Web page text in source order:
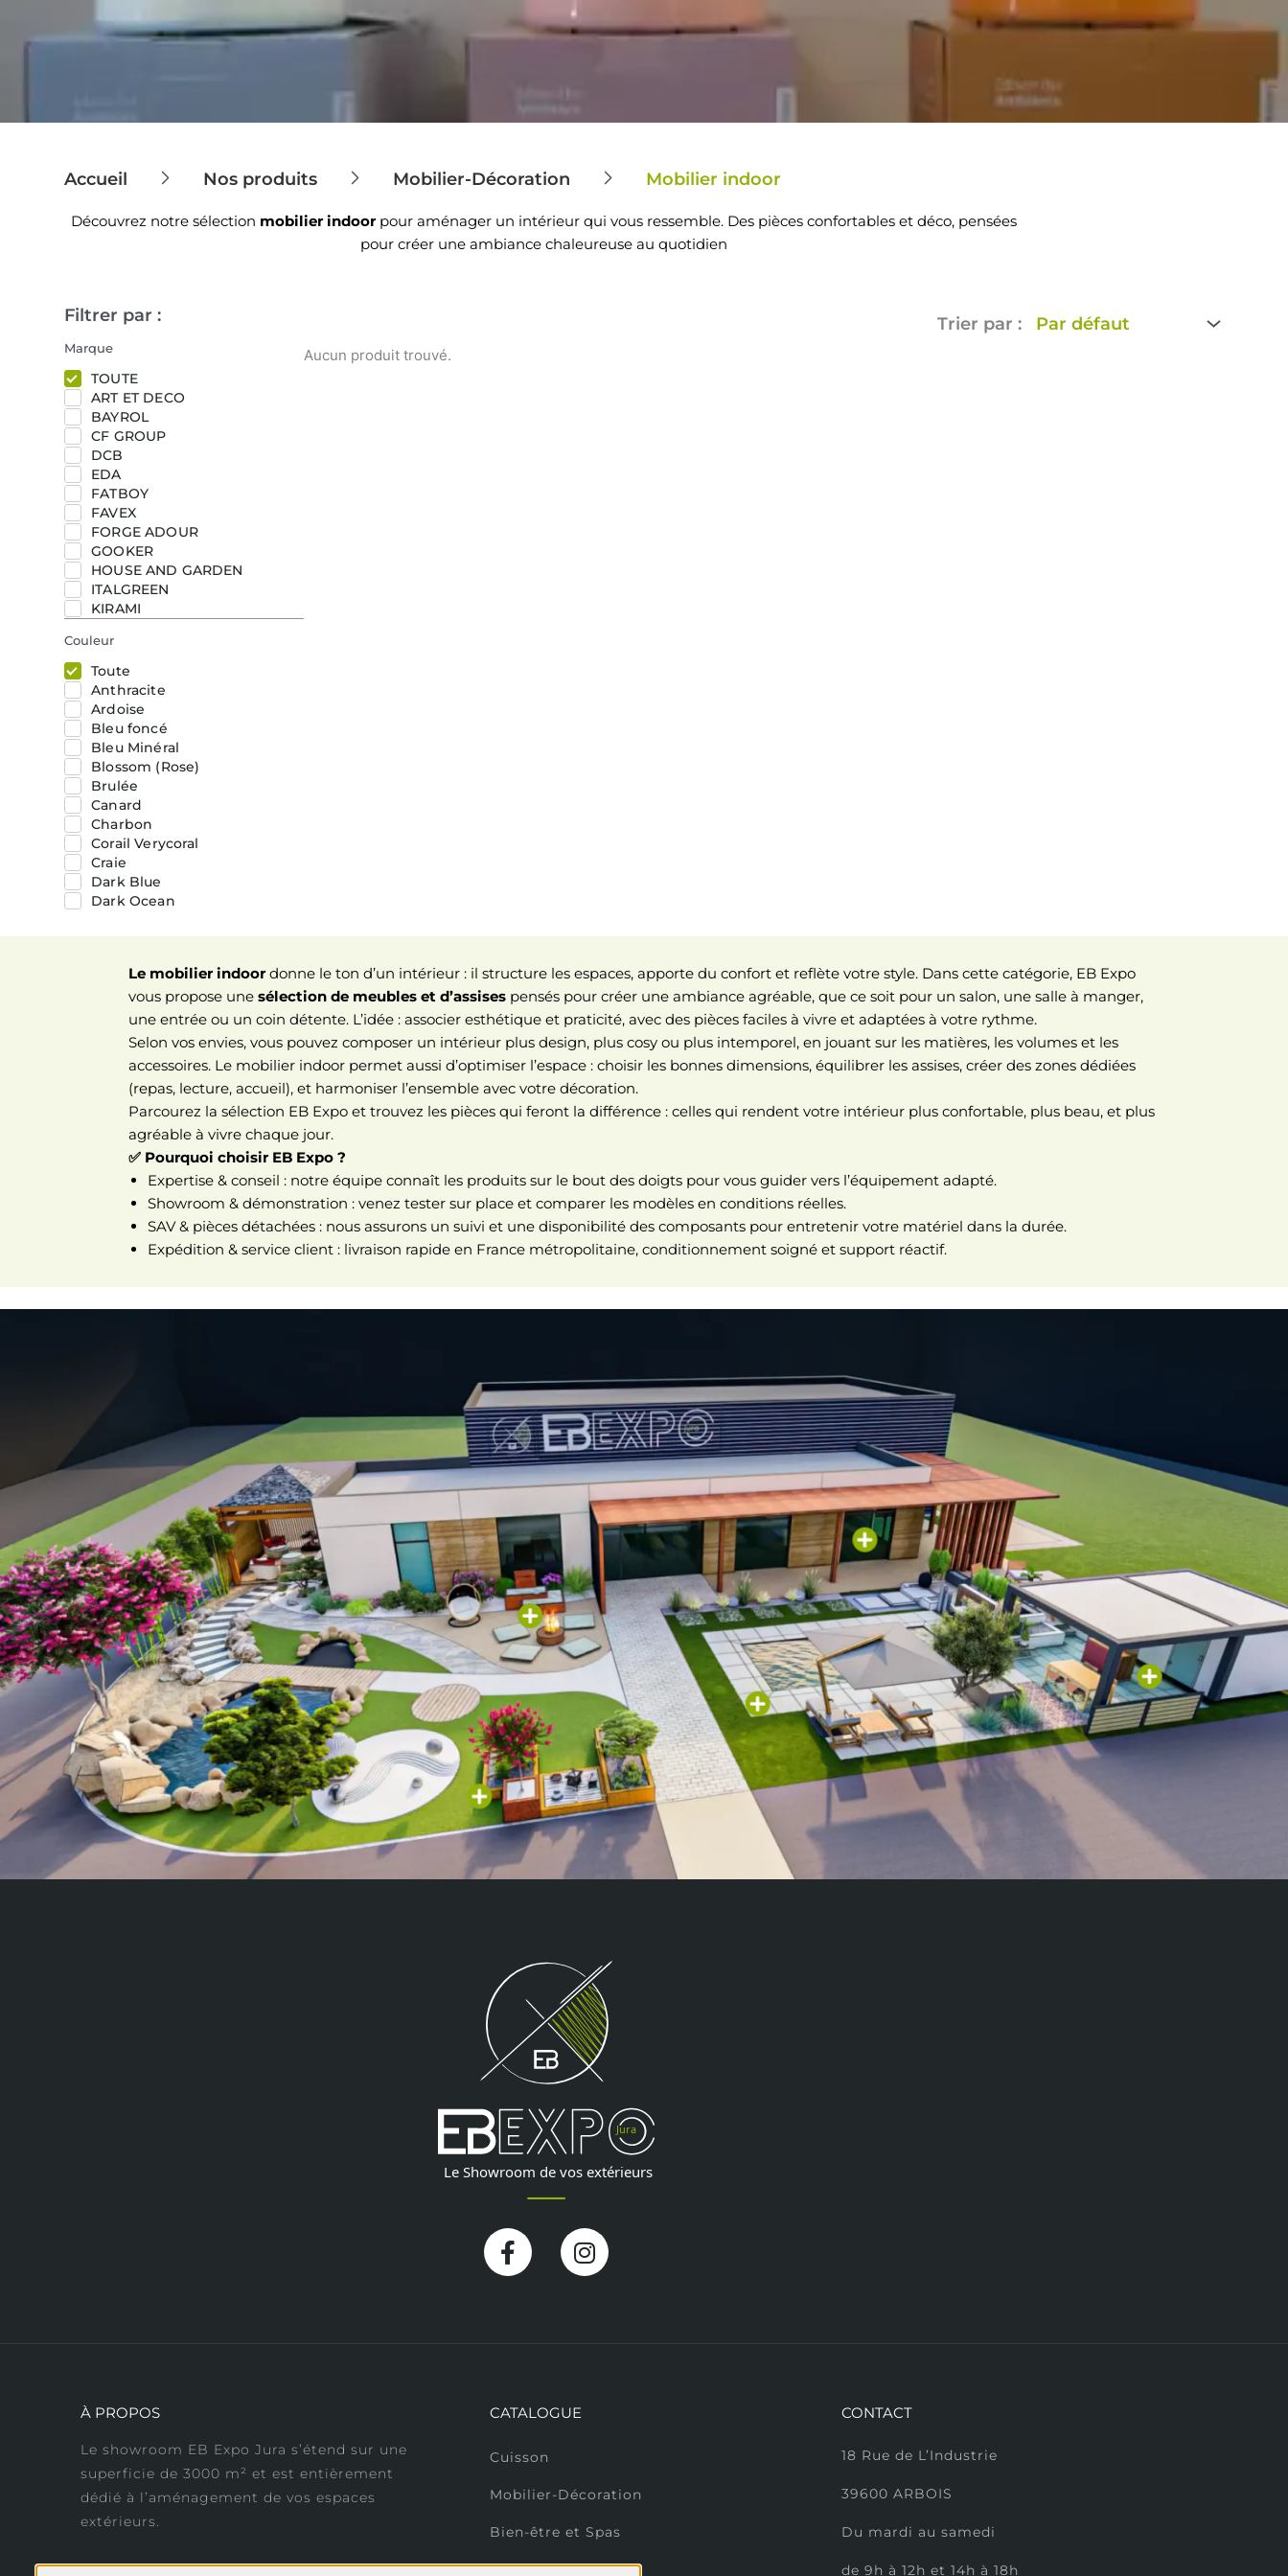
Accueil Nos produits Mobilier-Décoration Mobilier indoor
Découvrez notre sélection mobilier indoorpour aménager un intérieur qui vous ressemble. Des pièces confortables et déco, pensées
pour créer une ambiance chaleureuse au quotidien
Filtrer par :
Marque
TOUTE
ART ET DECO
BAYROL
CF GROUP
DCB
EDA
FATBOY
FAVEX
FORGE ADOUR
GOOKER
HOUSE AND GARDEN
ITALGREEN
KIRAMI
LES JARDINS
LOUIS TELLIER
MEDICIS
NEW GARDEN
OFYR
OSMO
PIT BOSS
PITBOSS
POSEIDON SPA
POT&DECO
SO GARDEN
SOGARDEN
TENDERFLAME
THE BASTARD
ZIIPA
Couleur
Toute
Anthracite
Ardoise
Bleu foncé
Bleu Minéral
Blossom (Rose)
Brulée
Canard
Charbon
Corail Verycoral
Craie
Dark Blue
Dark Ocean
EP Mocca
Eucalyptus
Grey Taupe
Gris Chiné
Inox Verynox
Jungle Green
Kirami
Lobby Red
Marron
Ocean
Orange
RC Red Cedar
Seafoam (Vert)
Sky Blue
ST CoalBlack
Stripe Blue
Stripe Cacao
Stripe Ocean Blue
Stripe Red
Taupe
Terracotta
TW Thermowood
Thunder Grey
Transparente
TW Arcic Gray
TW Deep Black HotTub
Vert
Vert Veryolive
Wolf Grey
Trier par :
Aucun produit trouvé.
Le mobilier indoordonne le ton d’un intérieur : il structure les espaces, apporte du confort et reflète votre style. Dans cette catégorie, EB Expo
vous propose unesélection de meubles et d’assises pensés pour créer une ambiance agréable, que ce soit pour un salon, une salle à manger,
une entrée ou un coin détente. L’idée : associer esthétique et praticité, avec des pièces faciles à vivre et adaptées à votre rythme.
Selon vos envies, vous pouvez composer un intérieur plus design, plus cosy ou plus intemporel, en jouant sur les matières, les volumes et les
accessoires. Le mobilier indoor permet aussi d’optimiser l’espace : choisir les bonnes dimensions, équilibrer les assises, créer des zones dédiées
(repas, lecture, accueil), et harmoniser l’ensemble avec votre décoration.
Parcourez la sélection EB Expo et trouvez les pièces qui feront la différence : celles qui rendent votre intérieur plus confortable, plus beau, et plus
agréable à vivre chaque jour.
✅ Pourquoi choisir EB Expo ?
Expertise & conseil : notre équipe connaît les produits sur le bout des doigts pour vous guider vers l’équipement adapté.
Showroom & démonstration : venez tester sur place et comparer les modèles en conditions réelles.
SAV & pièces détachées : nous assurons un suivi et une disponibilité des composants pour entretenir votre matériel dans la durée.
Expédition & service client : livraison rapide en France métropolitaine, conditionnement soigné et support réactif.
Facebook-
f
Instagram
À PROPOS
Le showroom EB Expo Jura s’étend sur une
superficie de 3000 m² et est entièrement
dédié à l’aménagement de vos espaces
extérieurs.
CATALOGUE
Cuisson
Mobilier-Décoration
Bien-être et Spas
Sol extérieur
CONTACT
18 Rue de L’Industrie
39600 ARBOIS
Du mardi au samedi
de 9h à 12h et 14h à 18h